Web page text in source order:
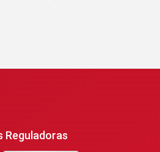
Reguladoras